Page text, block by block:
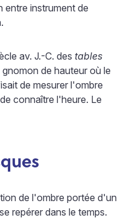
entre instrument de
av. J.-C. des tables
de hauteur où le
de mesurer l'ombre
connaître l'heure. Le
de l'ombre portée d'un
repérer dans le temps.